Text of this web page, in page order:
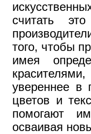
считать
того, чтобы
имея
увереннее в
цветов и
помогают
осваивая